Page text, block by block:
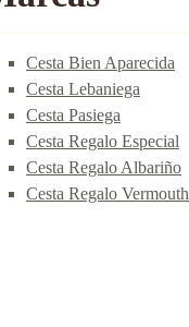
Cesta Bien Aparecida
Cesta Lebaniega
Cesta Pasiega
Cesta Regalo Especial
Cesta Regalo Albariño
Cesta Regalo Vermouth